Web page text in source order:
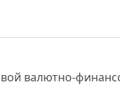
валютно-